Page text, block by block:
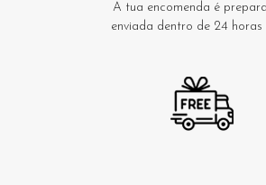
A tua encomenda é
enviada dentro de 24 horas